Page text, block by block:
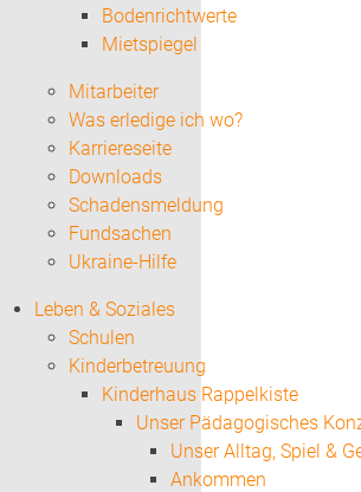
Bodenrichtwerte
Mietspiegel
Mitarbeiter
Was erledige ich wo?
Karriereseite
Downloads
Schadensmeldung
Fundsachen
Ukraine-Hilfe
Leben & Soziales
Schulen
Kinderbetreuung
Kinderhaus Rappelkiste
Unser Pädagogisches
Unser Alltag, Spiel &
Ankommen